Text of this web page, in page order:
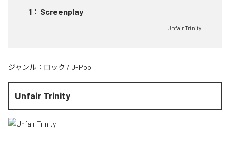
1 ： Screenplay
Unfair Trinity
ジャンル： ロック / J-Pop
Unfair Trinity